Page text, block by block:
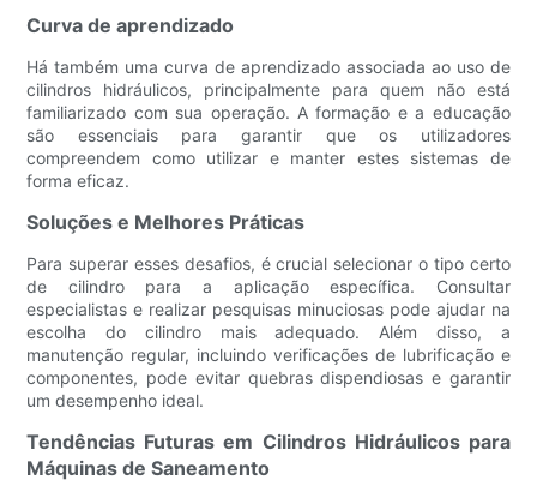
Curva de aprendizado
Há também uma curva de aprendizado associada ao uso de
cilindros hidráulicos, principalmente para quem não está
familiarizado com sua operação. A formação e a educação
são essenciais para garantir que os utilizadores
compreendem como utilizar e manter estes sistemas de
forma eficaz.
Soluções e Melhores Práticas
Para superar esses desafios, é crucial selecionar o tipo certo
de cilindro para a aplicação específica. Consultar
especialistas e realizar pesquisas minuciosas pode ajudar na
escolha do cilindro mais adequado. Além disso, a
manutenção regular, incluindo verificações de lubrificação e
componentes, pode evitar quebras dispendiosas e garantir
um desempenho ideal.
Tendências Futuras em Cilindros Hidráulicos para
Máquinas de Saneamento